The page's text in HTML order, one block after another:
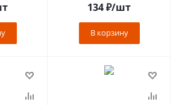
134₽/шт
В корзину